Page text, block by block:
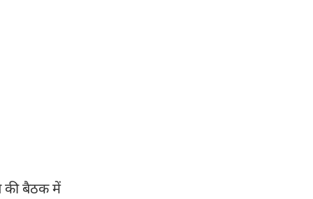
की बैठक में